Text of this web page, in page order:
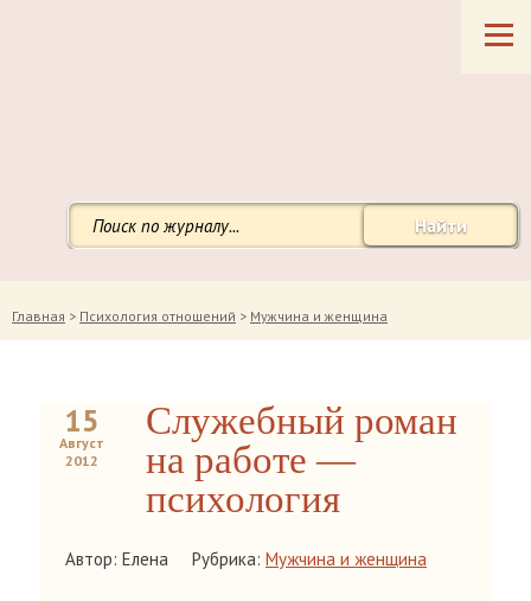
Найти
Главная > Психология отношений > Мужчина и женщина
15
Август
2012
Служебный роман
на работе —
психология
Автор: Елена Рубрика: Мужчина и женщина